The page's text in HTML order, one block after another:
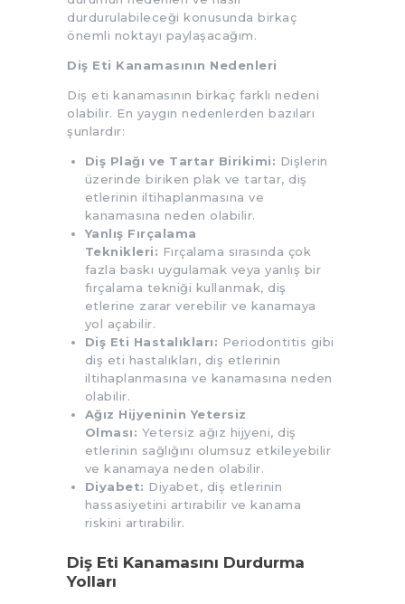
durdurulabileceği konusunda birkaç
önemli noktayı paylaşacağım.
Diş Eti Kanamasının Nedenleri
Diş eti kanamasının birkaç farklı nedeni
olabilir. En yaygın nedenlerden bazıları
şunlardır:
Diş Plağı ve Tartar Birikimi: Dişlerin
üzerinde biriken plak ve tartar, diş
etlerinin iltihaplanmasına ve
kanamasına neden olabilir.
Yanlış Fırçalama
Teknikleri: Fırçalama sırasında çok
fazla baskı uygulamak veya yanlış bir
fırçalama tekniği kullanmak, diş
etlerine zarar verebilir ve kanamaya
yol açabilir.
Diş Eti Hastalıkları: Periodontitis gibi
diş eti hastalıkları, diş etlerinin
iltihaplanmasına ve kanamasına neden
olabilir.
Ağız Hijyeninin Yetersiz
Olması: Yetersiz ağız hijyeni, diş
etlerinin sağlığını olumsuz etkileyebilir
ve kanamaya neden olabilir.
Diyabet: Diyabet, diş etlerinin
hassasiyetini artırabilir ve kanama
riskini artırabilir.
Diş Eti Kanamasını Durdurma
Yolları